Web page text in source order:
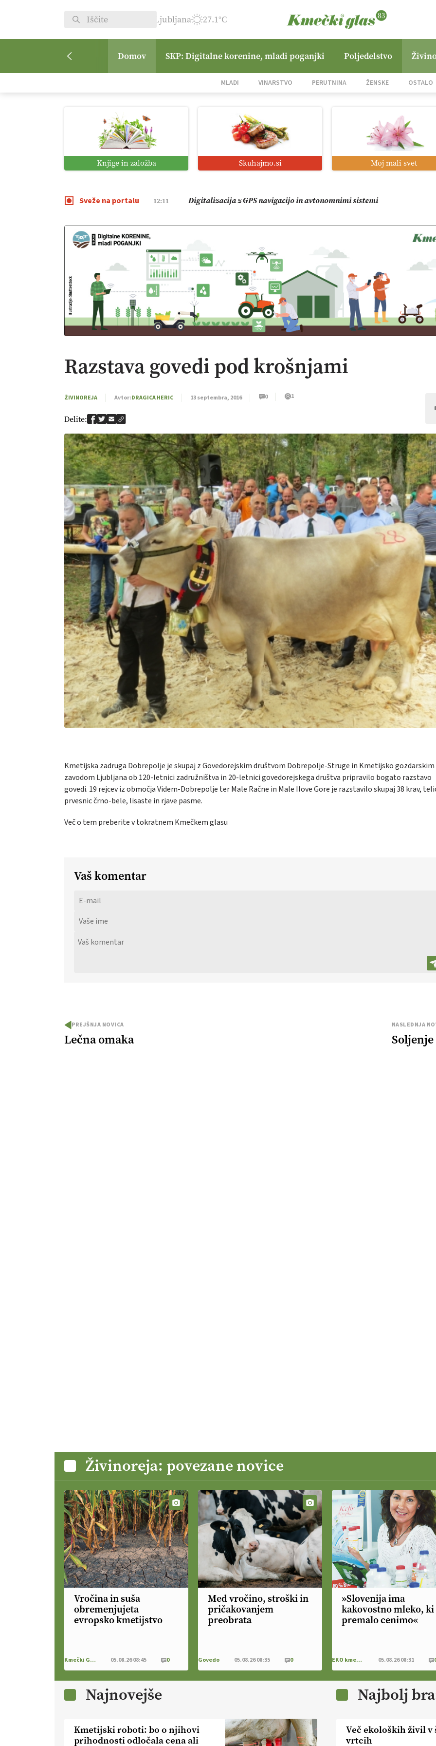
Ljubljana 27.1°C
Domov SKP: Digitalne korenine, mladi poganjki Poljedelstvo
MLADI VINARSTVO PERUTNINA ŽENSKE OSTALO
Knjige in založba Skuhajmo.si Moj mali svet
Sveže na portalu
08:50 Vrt Dvorjane Hills
01:38 Digitalno od satelita do prašičjega korita
12:11 Digitalizacija z GPS navigacijo in avtonomnimi sistemi
09:09 Pomagajmo družini Bregar po uničujočem požaru
Razstava govedi pod krošnjami
ŽIVINOREJA Avtor:DRAGICA HERIC 13 septembra, 2016 0 1
Delite:
Kmetijska zadruga Dobrepolje je skupaj z Govedorejskim društvom Dobrepolje-Struge in Kmetijsko gozdarskim
zavodom Ljubljanaob 120-letnici zadružništva in 20-letnici govedorejskega društva pripravilo bogato razstavo
govedi. 19 rejcev iz območja Videm-Dobrepolje ter Male Račne in Male Ilove Gore je razstavilo skupaj 38 krav,
prvesnic črno-bele, lisaste in rjave pasme.
Več o tem preberite v tokratnem Kmečkem glasu
Vaš komentar
PREJŠNJA NOVICA
Lečna omaka
NASLEDNJA
Živinoreja: povezane novice
Vročina in suša
obremenjujeta
evropsko kmetijstvo
Kmečki Glas 05.08.26 08:45 0
Med vročino, stroški in
pričakovanjem
preobrata
Govedo 05.08.26 08:35 0
»Slovenija ima
kakovostno mleko, ki
premalo cenimo«
EKO kmetijstvo 05.08.26 08:31
Najnovejše
Kmetijski roboti: bo o njihovi
prihodnosti odločala cena ali
Najbolj
Več ekoloških živil v
vrtcih